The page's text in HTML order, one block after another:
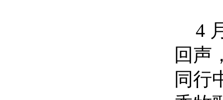
4
回声
同行